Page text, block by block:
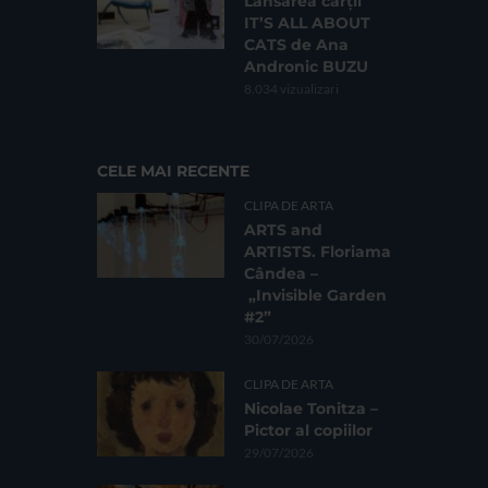
IT’S ALL ABOUT
CATS de Ana
Andronic BUZU
8.034 vizualizari
CELE MAI RECENTE
CLIPA DE ARTA
ARTS and
ARTISTS. Floriama
Cândea –
„Invisible Garden
#2”
30/07/2026
CLIPA DE ARTA
Nicolae Tonitza –
Pictor al copiilor
29/07/2026